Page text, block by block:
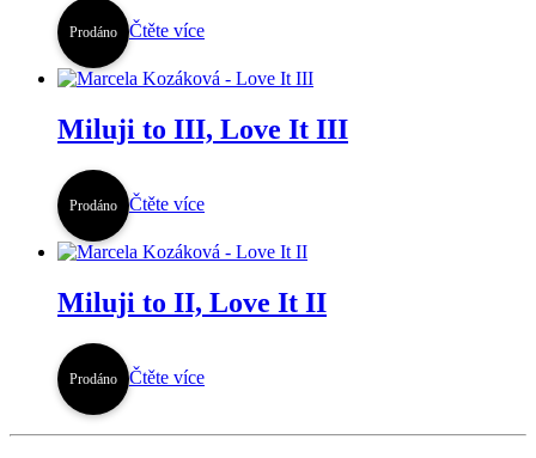
Prodáno Čtěte více
Miluji to III, Love It III
Prodáno Čtěte více
Miluji to II, Love It II
Prodáno Čtěte více